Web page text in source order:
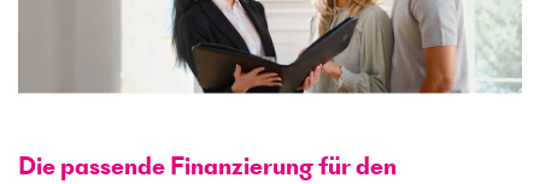
Die passende Finanzierung für den